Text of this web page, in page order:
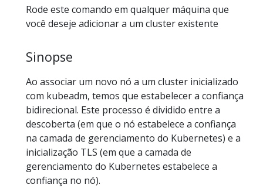
Rode este comando em qualquer máquina que
você deseje adicionar a um cluster existente
Sinopse
Ao associar um novo nó a um cluster inicializado
com kubeadm, temos que estabelecer a confiança
bidirecional. Este processo é dividido entre a
descoberta (em que o nó estabelece a confiança
na camada de gerenciamento do Kubernetes) e a
inicialização TLS (em que a camada de
gerenciamento do Kubernetes estabelece a
confiança no nó).